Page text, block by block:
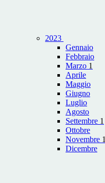
2023
Gennaio
Febbraio
Marzo 1
Aprile
Maggio
Giugno
Luglio
Agosto
Settembre 1
Ottobre
Novembre 1
Dicembre